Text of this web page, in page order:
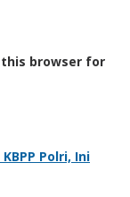
this browser for
Polri, Ini